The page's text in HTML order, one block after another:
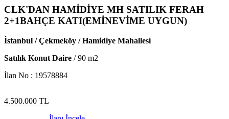
CLK'DAN HAMİDİYE MH SATILIK FERAH
2+1BAHÇE KATI(EMİNEVİME UYGUN)
İstanbul / Çekmeköy / Hamidiye Mahallesi
Satılık Konut Daire /90 m2
İlan No : 19578884
4.500.000 TL